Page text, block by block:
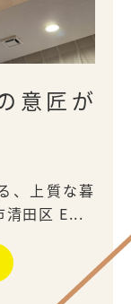
意匠が
、上質な暮
清田区 E...